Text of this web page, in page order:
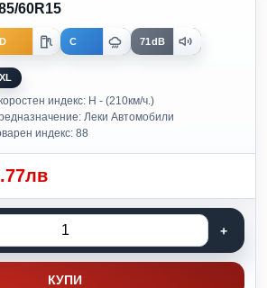
60R15
D C 71dB
XL
индекс: H - (210км/ч.)
Леки Автомобили
индекс: 88
КУПИ